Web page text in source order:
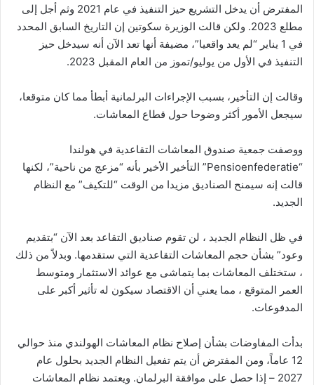
المفترض أن يدخل التشريع حيز التنفيذ في عام 2021 وثم أجل إلى
مطلع 2023. ولكن قالت الوزيرة سكوتين إن التاريخ السابق المحدد
في 1 يناير “لم يعد واقعيا”، مضيفة أنها تعد الآن أنه سيدخل حيز
التنفيذ في الأول من يوليو/تموز من العام المقبل 2023.
وقالت إن التأخير، بسبب الإجراءات البرلمانية أبطأ مما كان متوقعا،
سيجعل الأمور أكثر وضوحا حول قطاع المعاشات.
ووصفت جمعية صندوق المعاشات التقاعدية في هولندا
“Pensioenfederatie” التأخير الأخير بأنه “مزعج من ناحية”، لكنها
قالت إنه سيمنح الصناديق مزيدا من الوقت “للتكيف” مع النظام
الجديد.
في ظل النظام الجديد ، لن تقوم صناديق التقاعد بعد الآن “بتقديم
وعود” بشأن حجم المعاشات التقاعدية التي ستقدمها. وبدلاً من ذلك
، ستختلف المعاشات بما يتماشى مع عوائد الاستثمار ومتوسط ​​
العمر المتوقع ، مما يعني أن الاقتصاد سيكون له تأثير أكبر على
المدفوعات.
بدأت المفاوضات بشأن إصلاح نظام المعاشات الهولندي منذ حوالي
12 عاماً، ومن المفترض أن يتم تفعيل النظام الجديد بحلول عام
2027 – إذا حصل على موافقة البرلمان. ويعتمد نظام المعاشات